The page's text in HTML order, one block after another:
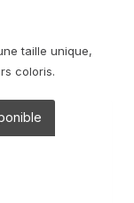
taille unique,
coloris.